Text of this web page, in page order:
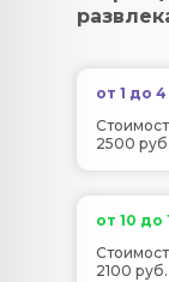
от 1 до
2500 руб.
от 10 до
2100 руб.